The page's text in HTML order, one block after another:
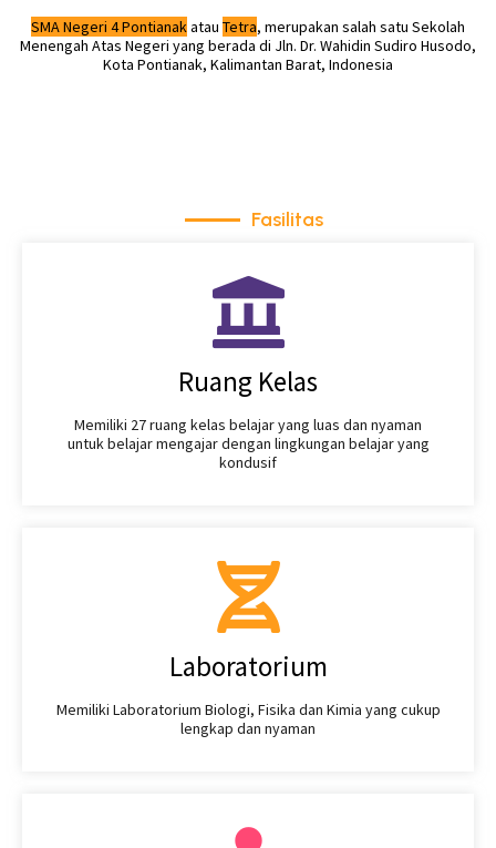
SMA Negeri 4 Pontianakatau Tetra, merupakan salah satu Sekolah
Menengah Atas Negeri yang berada di Jln. Dr. Wahidin Sudiro Husodo,
Kota Pontianak, Kalimantan Barat, Indonesia
Fasilitas
Ruang Kelas
Memiliki 27 ruang kelas belajar yang luas dan nyaman
untuk belajar mengajar dengan lingkungan belajar yang
kondusif
Laboratorium
Memiliki Laboratorium Biologi, Fisika dan Kimia yang cukup
lengkap dan nyaman